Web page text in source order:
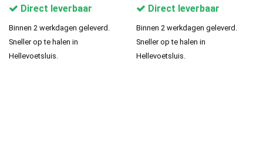
Direct leverbaar
Binnen 2 werkdagen geleverd.
Sneller op te halen in
Hellevoetsluis.
Direct leverbaar
Binnen 2 werkdagen geleverd.
Sneller op te halen in
Hellevoetsluis.